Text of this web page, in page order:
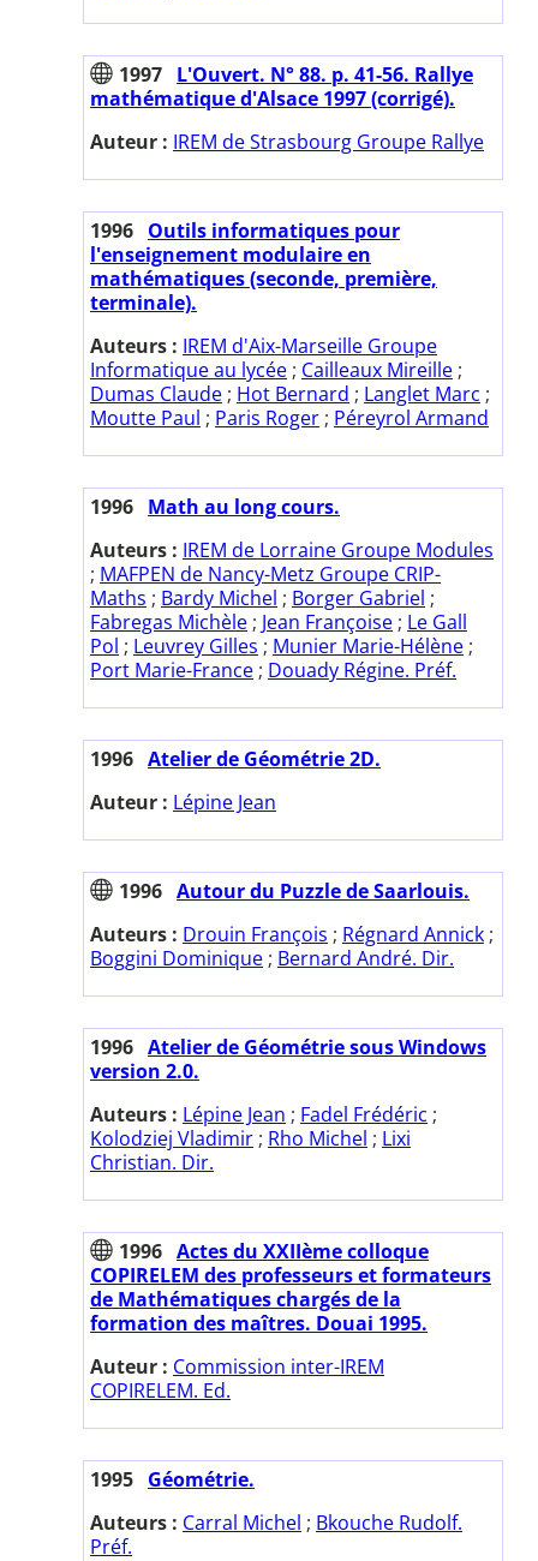
1997 L'Ouvert. N° 88. p. 41-56. Rallye
mathématique d'Alsace 1997 (corrigé).
Auteur : IREM de Strasbourg Groupe Rallye
1996 Outils informatiques pour
l'enseignement modulaire en
mathématiques (seconde, première,
terminale).
Auteurs : IREM d'Aix-Marseille Groupe
Informatique au lycée ; Cailleaux Mireille ;
Dumas Claude ; Hot Bernard ; Langlet Marc ;
Moutte Paul ; Paris Roger ; Péreyrol Armand
1996 Math au long cours.
Auteurs : IREM de Lorraine Groupe Modules
; MAFPEN de Nancy-Metz Groupe CRIP-
Maths ; Bardy Michel ; Borger Gabriel ;
Fabregas Michèle ; Jean Françoise ; Le Gall
Pol ; Leuvrey Gilles ; Munier Marie-Hélène ;
Port Marie-France ; Douady Régine. Préf.
1996 Atelier de Géométrie 2D.
Auteur : Lépine Jean
1996 Autour du Puzzle de Saarlouis.
Auteurs : Drouin François ; Régnard Annick ;
Boggini Dominique ; Bernard André. Dir.
1996 Atelier de Géométrie sous Windows
version 2.0.
Auteurs : Lépine Jean ; Fadel Frédéric ;
Kolodziej Vladimir ; Rho Michel ; Lixi
Christian. Dir.
1996 Actes du XXIIème colloque
COPIRELEM des professeurs et formateurs
de Mathématiques chargés de la
formation des maîtres. Douai 1995.
Auteur : Commission inter-IREM
COPIRELEM. Ed.
1995 Géométrie.
Auteurs : Carral Michel ; Bkouche Rudolf.
Préf.